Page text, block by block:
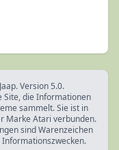
Version 5.0.
Site, die Informationen
sammelt. Sie ist in
Marke Atari verbunden.
sind Warenzeichen